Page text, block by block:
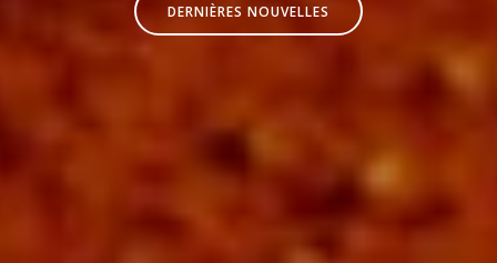
DERNIÈRES NOUVELLES